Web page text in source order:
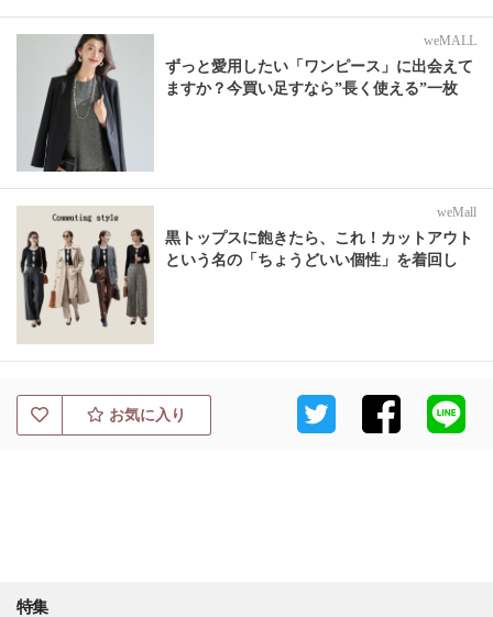
weMALL
ずっと愛用したい「ワンピース」に出会えて
ますか？今買い足すなら”長く使える”一枚
weMall
黒トップスに飽きたら、これ！カットアウト
という名の「ちょうどいい個性」を着回し
お気に入り
特集